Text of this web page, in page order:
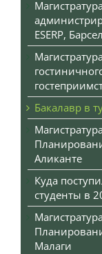
ESERP,
Бакалавр в
Аликанте
Куда
студенты в
Малаги